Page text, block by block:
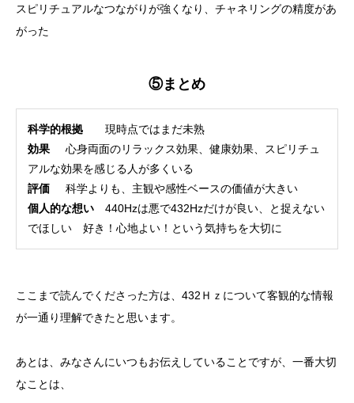
スピリチュアルなつながりが強くなり、チャネリングの精度があ
がった
⑤まとめ
科学的根拠
現時点ではまだ未熟
効果
心身両面のリラックス効果、健康効果、スピリチュ
アルな効果を感じる人が多くいる
評価 科学よりも、主観や感性ベースの価値が大きい
個人的な想い 440Hzは悪で432Hzだけが良い、と捉えない
でほしい 好き！心地よい！という気持ちを大切に
ここまで読んでくださった方は、432Ｈｚについて客観的な情報
が一通り理解できたと思います。
あとは、みなさんにいつもお伝えしていることですが、一番大切
なことは、